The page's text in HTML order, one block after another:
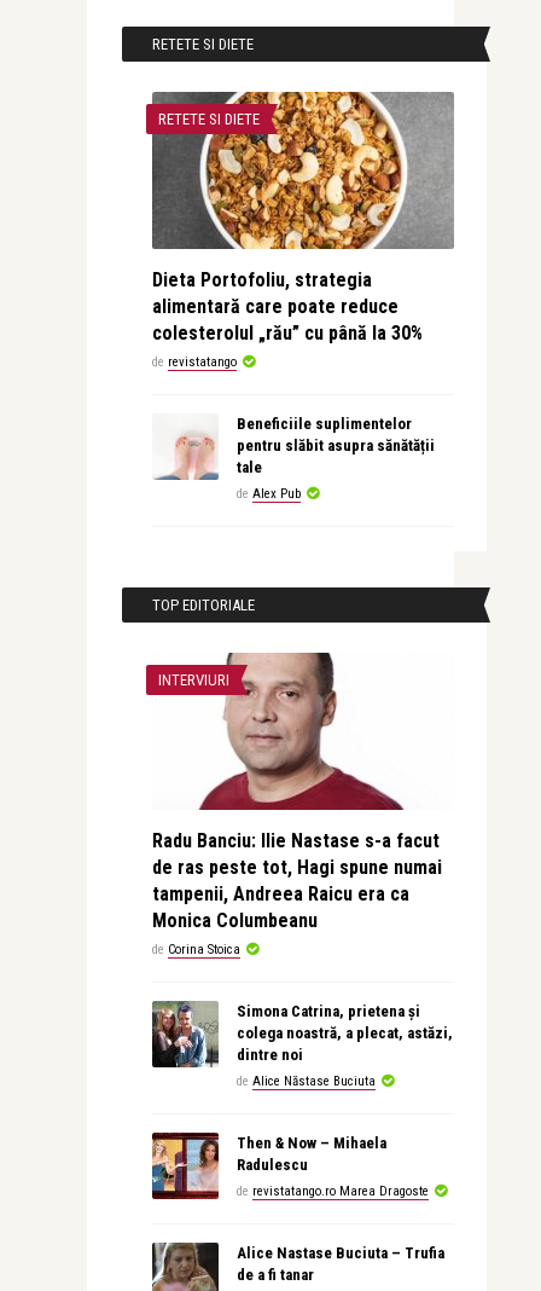
RETETE SI DIETE
RETETE SI DIETE
Dieta Portofoliu, strategia
alimentară care poate reduce
colesterolul „rău” cu până la 30%
de revistatango
Beneficiile suplimentelor
pentru slăbit asupra sănătății
tale
de Alex Pub
TOP EDITORIALE
INTERVIURI
Radu Banciu: Ilie Nastase s-a facut
de ras peste tot, Hagi spune numai
tampenii, Andreea Raicu era ca
Monica Columbeanu
de Corina Stoica
Simona Catrina, prietena și
colega noastră, a plecat, astăzi,
dintre noi
de Alice Năstase Buciuta
Then & Now – Mihaela
Radulescu
de revistatango.ro Marea Dragoste
Alice Nastase Buciuta – Trufia
de a fi tanar